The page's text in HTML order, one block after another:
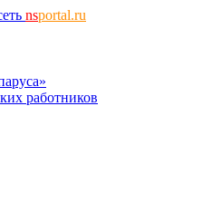
nsportal.ru
работников